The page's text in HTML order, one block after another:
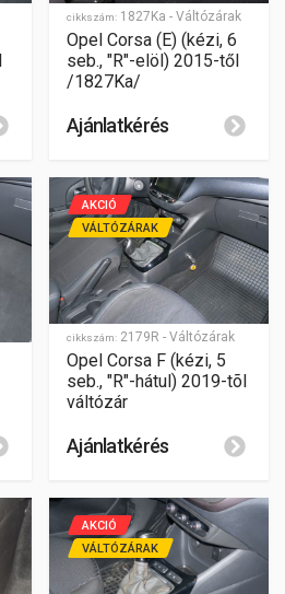
cikkszám: 1827Ka - Váltózárak
Opel Corsa (E) (kézi, 6
seb., "R"-elöl) 2015-től
/1827Ka/
Ajánlatkérés
cikkszám: 2179R - Váltózárak
AKCIÓ
VÁLTÓZÁRAK
Opel Corsa F (kézi, 5
seb., "R"-hátul) 2019-tõl
váltózár
Ajánlatkérés
AKCIÓ
VÁLTÓZÁRAK